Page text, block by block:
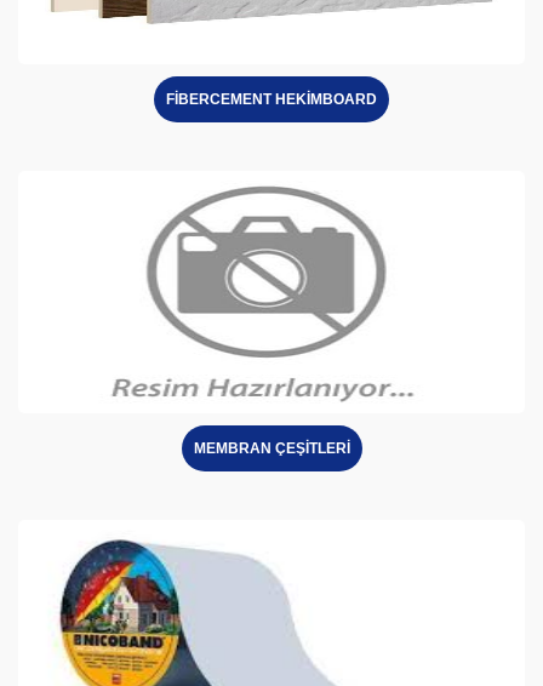
FİBERCEMENT HEKİMBOARD
MEMBRAN ÇEŞİTLERİ